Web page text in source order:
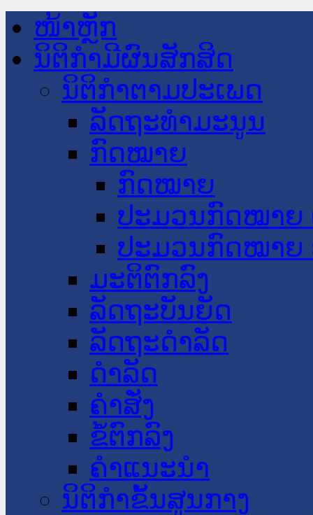
ໜ້າຫຼັກ
ນິຕິກໍາມີຜົນສັກສິດ
ນິຕິກໍາຕາມປະເພດ
ລັດຖະທໍາມະນູນ
ກົດໝາຍ
ກົດໝາຍ
ປະມວນກົດໝາຍ
ປະມວນກົດໝາຍ
ມະຕິຕົກລົງ
ລັດຖະບັນຍັດ
ລັດຖະດໍາລັດ
ດໍາລັດ
ຄໍາສັ່ງ
ຂໍ້ຕົກລົງ
ຄໍາແນະນໍາ
ນິຕິກໍາຂັ້ນສູນກາງ